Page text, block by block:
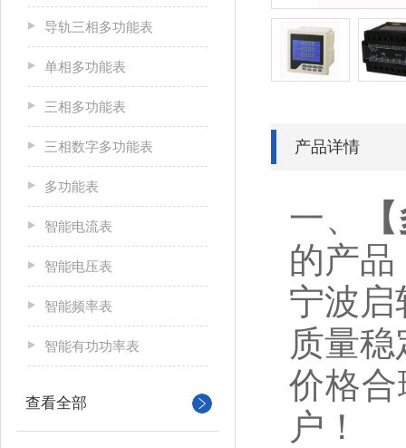
导轨三相多功能表
单相多功能表
三相多功能表
三相数字多功能表
多功能表
智能电流表
智能电压表
智能频率表
智能有功功率表
查看全部
产品详情
一、 【
的产品
宁波启
质量
价格
户！